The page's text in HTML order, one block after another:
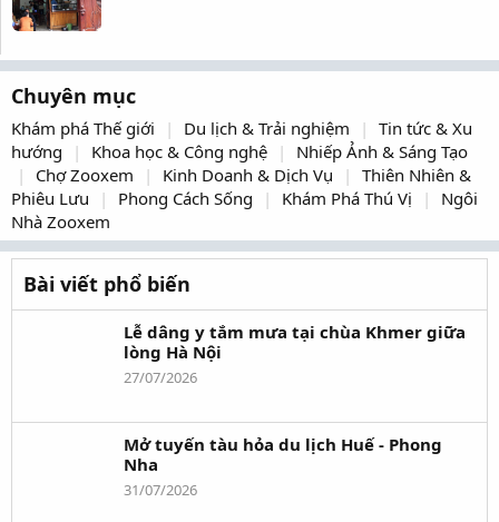
Chuyên mục
Khám phá Thế giới Du lịch & Trải nghiệm
Tin tức & Xu
hướng
Khoa học & Công nghệ
Nhiếp Ảnh & Sáng Tạo
Chợ Zooxem
Kinh Doanh & Dịch Vụ
Thiên Nhiên &
Phiêu Lưu
Phong Cách Sống Khám Phá Thú Vị
Ngôi
Nhà Zooxem
Bài viết phổ biến
Lễ dâng y tắm mưa tại chùa Khmer giữa
lòng Hà Nội
27/07/2026
Mở tuyến tàu hỏa du lịch Huế - Phong
Nha
31/07/2026